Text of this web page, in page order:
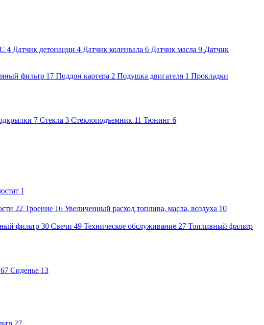
4 Датчик детонации 4 Датчик коленвала 6 Датчик масла 9 Датчик
фильтр 17 Поддон картера 2 Подушка двигателя 1 Прокладки
7 Стекла 3 Стеклоподъемник 11 Тюнинг 6
1
22 Троение 16 Увеличенный расход топлива, масла, воздуха 10
фильтр 30 Свечи 49 Техническое обслуживание 27 Топливный фильтр
67 Сиденье 13
27